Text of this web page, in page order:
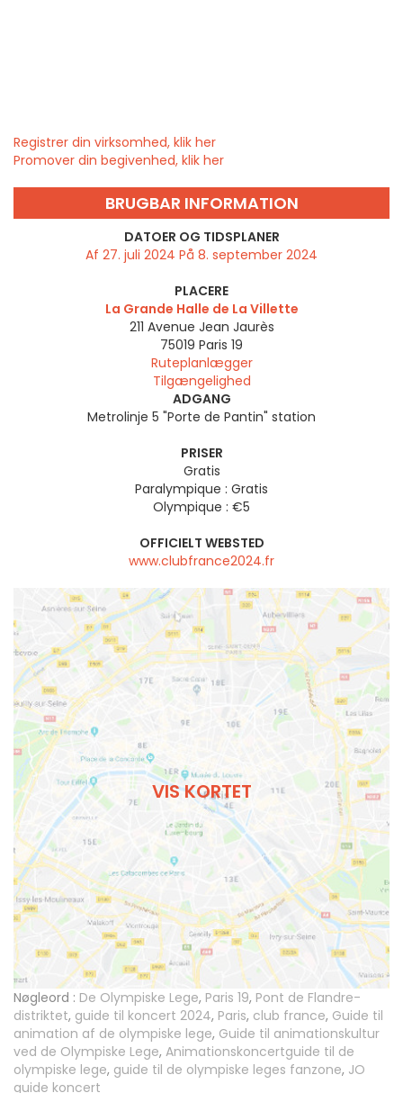
Registrer din virksomhed, klik her
Promover din begivenhed, klik her
BRUGBAR INFORMATION
DATOER OG TIDSPLANER
Af 27. juli 2024 På 8. september 2024
PLACERE
La Grande Halle de La Villette
211 Avenue Jean Jaurès
75019 Paris 19
Ruteplanlægger
Tilgængelighed
ADGANG
Metrolinje 5 "Porte de Pantin" station
PRISER
Gratis
Paralympique : Gratis
Olympique : €5
OFFICIELT WEBSTED
www.clubfrance2024.fr
VIS KORTET
Nøgleord : De Olympiske Lege, Paris 19, Pont de Flandre-
distriktet, guide til koncert 2024, Paris, club france, Guide til
animation af de olympiske lege, Guide til animationskultur
ved de Olympiske Lege, Animationskoncertguide til de
olympiske lege, guide til de olympiske leges fanzone, JO
guide koncert